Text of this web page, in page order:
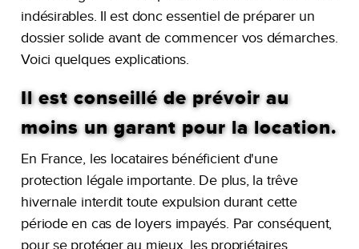
indésirables. Il est donc essentiel de préparer un
dossier solide avant de commencer vos démarches.
Voici quelques explications.
Il est conseillé de prévoir au
moins un garant pour la location.
En France, les locataires bénéficient d'une
protection légale importante. De plus, la trêve
hivernale interdit toute expulsion durant cette
période en cas de loyers impayés. Par conséquent,
pour se protéger au mieux, les propriétaires